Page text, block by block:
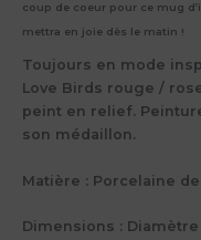
coup de coeur pour ce mug
mettra en joie dès le matin !
Toujours en mode
Love Birds rouge /
peint en relief.
son médaillon.
Matière : Porcelaine
Dimensions :